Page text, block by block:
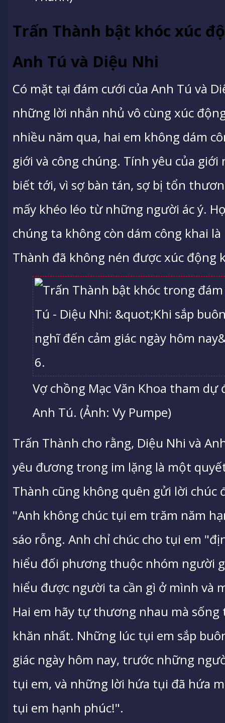
Trấn Thành bật khóc xúc
Anh Tú và Diệu Nhi
Có mặt tại đám cưới của Anh Tú và
những lời nhắn nhủ vô cùng xúc
nhiều năm qua, hai em không dám
giới và công chúng. Tính yêu của
biết tới, vì sợ bàn tán, sợ bị tổn
mấy khéo léo từ những người ác ý.
chúng ta không còn dám công khai
Thành đã không nén được xúc động
Vợ chồng Mạc Văn Khoa tham dự
Anh Tú. (Ảnh: Vy Pumpe)
Trấn Thành cho rằng, Diệu Nhi và
yêu đương trong im lặng là một
Thành cũng không quên gửi lời chúc
"Anh không chúc tụi em trăm năm
sáo rỗng. Anh chỉ chúc cho tụi em
hiểu đối phương thuộc nhóm người
hiểu được người ta cần gì ở mình và
Hai em hãy tự thương nhau mà
khăn nhất. Những lúc tụi em sắp
giác ngày hôm nay, trước những
tụi em, và những lời hứa tụi đã hứa
tụi em hạnh phúc!".